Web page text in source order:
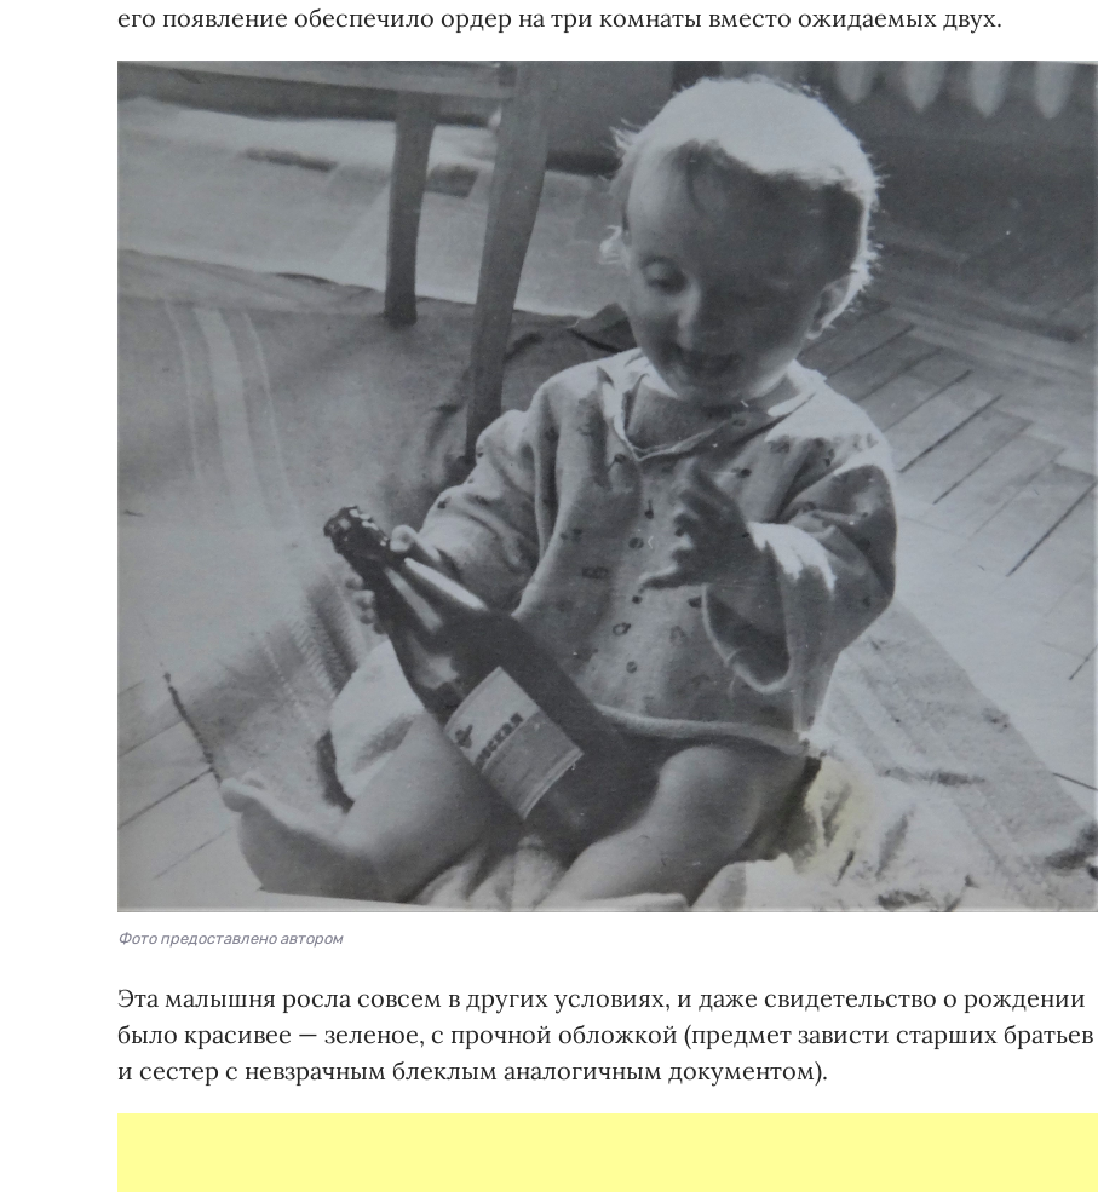
его появление обеспечило ордер на три комнаты вместо ожидаемых двух.
Фото предоставлено автором
Эта малышня росла совсем в других условиях, и даже свидетельство о рождении
было красивее — зеленое, с прочной обложкой (предмет зависти старших братьев
и сестер с невзрачным блеклым аналогичным документом).